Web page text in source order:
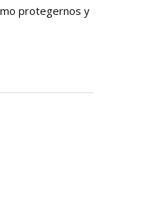
protegernos y